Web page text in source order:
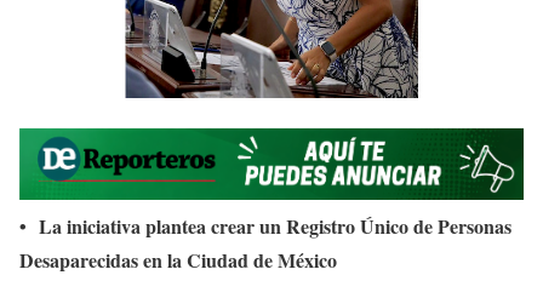
• La iniciativa plantea crear un Registro Único de Personas
Desaparecidas en la Ciudad de México